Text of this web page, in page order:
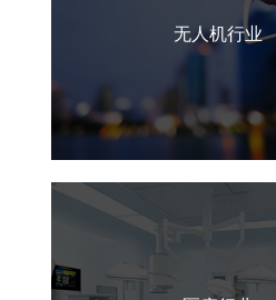
无人机行业